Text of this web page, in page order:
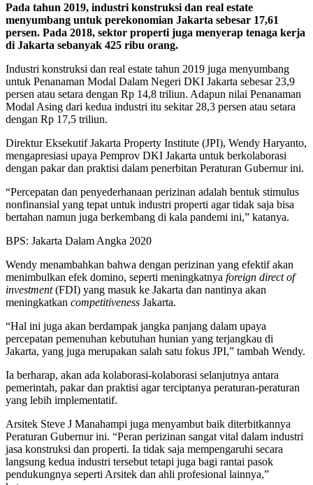
Pada tahun 2019, industri konstruksi dan real estate
menyumbang untuk perekonomian Jakarta sebesar 17,61
persen. Pada 2018, sektor properti juga menyerap tenaga kerja
di Jakarta sebanyak 425 ribu orang.
Industri konstruksi dan real estate tahun 2019 juga menyumbang
untuk Penanaman Modal Dalam Negeri DKI Jakarta sebesar 23,9
persen atau setara dengan Rp 14,8 triliun. Adapun nilai Penanaman
Modal Asing dari kedua industri itu sekitar 28,3 persen atau setara
dengan Rp 17,5 triliun.
Direktur Eksekutif Jakarta Property Institute (JPI), Wendy Haryanto,
mengapresiasi upaya Pemprov DKI Jakarta untuk berkolaborasi
dengan pakar dan praktisi dalam penerbitan Peraturan Gubernur ini.
“Percepatan dan penyederhanaan perizinan adalah bentuk stimulus
nonfinansial yang tepat untuk industri properti agar tidak saja bisa
bertahan namun juga berkembang di kala pandemi ini,” katanya.
BPS: Jakarta Dalam Angka 2020
Wendy menambahkan bahwa dengan perizinan yang efektif akan
menimbulkan efek domino, seperti meningkatnya foreign direct of
investment(FDI) yang masuk ke Jakarta dan nantinya akan
meningkatkan competitiveness Jakarta.
“Hal ini juga akan berdampak jangka panjang dalam upaya
percepatan pemenuhan kebutuhan hunian yang terjangkau di
Jakarta, yang juga merupakan salah satu fokus JPI,” tambah Wendy.
Ia berharap, akan ada kolaborasi-kolaborasi selanjutnya antara
pemerintah, pakar dan praktisi agar terciptanya peraturan-peraturan
yang lebih implementatif.
Arsitek Steve J Manahampi juga menyambut baik diterbitkannya
Peraturan Gubernur ini. “Peran perizinan sangat vital dalam industri
jasa konstruksi dan properti. Ia tidak saja mempengaruhi secara
langsung kedua industri tersebut tetapi juga bagi rantai pasok
pendukungnya seperti Arsitek dan ahli profesional lainnya,”